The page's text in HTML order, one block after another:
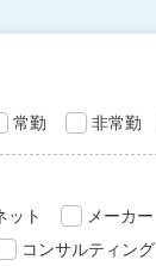
常勤 非常勤
ット
メーカー
コンサルティング